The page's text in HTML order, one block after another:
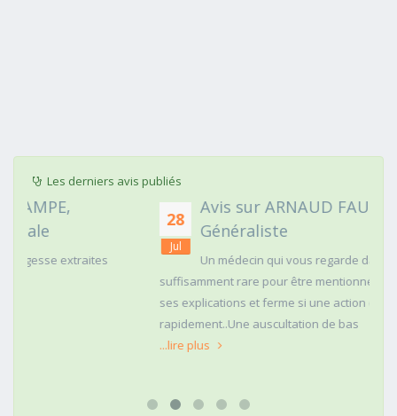
Les derniers avis publiés
28
Avis sur ARNAUD FAURIE, Médecin
Généraliste
Un médecin qui vous regarde dans les yeux c'est
suffisamment rare pour être mentionné. Posé,clair dans
ses explications et ferme si une action doit être menée
rapidement..Une auscultation de bas